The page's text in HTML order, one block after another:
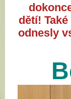
dětí!
odnesly